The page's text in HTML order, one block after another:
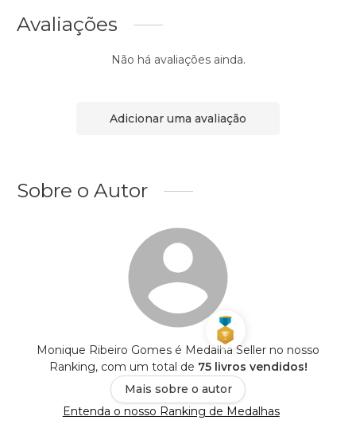
Avaliações
Não há avaliações ainda.
Adicionar uma avaliação
Sobre o Autor
Monique Ribeiro Gomes é Medalha Seller no nosso
Ranking, com um total de 75 livros vendidos!
Mais sobre o autor
Entenda o nosso Ranking de Medalhas